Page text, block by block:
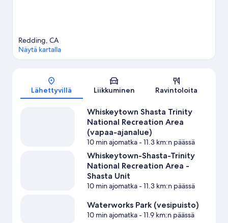
Kartta
Redding, CA
Näytä kartalla
Lähettyvillä Liikkuminen Ravintoloita
Whiskeytown Shasta Trinity
National Recreation Area
(vapaa-ajanalue)
10 min ajomatka- 11.3 km:n päässä
Whiskeytown-Shasta-Trinity
National Recreation Area -
Shasta Unit
10 min ajomatka- 11.3 km:n päässä
Waterworks Park (vesipuisto)
10 min ajomatka- 11.9 km:n päässä